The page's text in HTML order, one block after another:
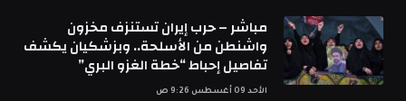
مباشر – حرب إيران تستنزف مخزون
واشنطن من الأسلحة.. وبزشكيان يكشف
تفاصيل إحباط “خطة الغزو البري”
الأحد 09 أغسطس 9:26 ص